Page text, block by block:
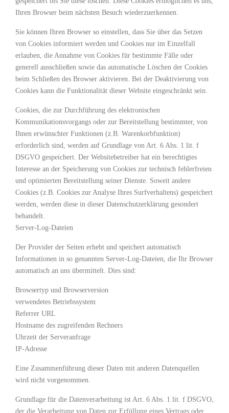
Ihren Browser beim nächsten Besuch wiederzuerkennen.
Sie können Ihren Browser so einstellen, dass Sie über das Setzen
von Cookies informiert werden und Cookies nur im Einzelfall
erlauben, die Annahme von Cookies für bestimmte Fälle oder
generell ausschließen sowie das automatische Löschen der Cookies
beim Schließen des Browser aktivieren. Bei der Deaktivierung von
Cookies kann die Funktionalität dieser Website eingeschränkt sein.
Cookies, die zur Durchführung des elektronischen
Kommunikationsvorgangs oder zur Bereitstellung bestimmter, von
Ihnen erwünschter Funktionen (z.B. Warenkorbfunktion)
erforderlich sind, werden auf Grundlage von Art. 6 Abs. 1 lit. f
DSGVO gespeichert. Der Websitebetreiber hat ein berechtigtes
Interesse an der Speicherung von Cookies zur technisch fehlerfreien
und optimierten Bereitstellung seiner Dienste. Soweit andere
Cookies (z.B. Cookies zur Analyse Ihres Surfverhaltens) gespeichert
werden, werden diese in dieser Datenschutzerklärung gesondert
behandelt.
Server-Log-Dateien
Der Provider der Seiten erhebt und speichert automatisch
Informationen in so genannten Server-Log-Dateien, die Ihr Browser
automatisch an uns übermittelt. Dies sind:
Browsertyp und Browserversion
verwendetes Betriebssystem
Referrer URL
Hostname des zugreifenden Rechners
Uhrzeit der Serveranfrage
IP-Adresse
Eine Zusammenführung dieser Daten mit anderen Datenquellen
wird nicht vorgenommen.
Grundlage für die Datenverarbeitung ist Art. 6 Abs. 1 lit. f DSGVO,
der die Verarbeitung von Daten zur Erfüllung eines Vertrags oder